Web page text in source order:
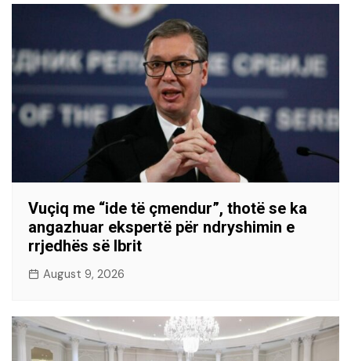
Vuçiq me “ide të çmendur”, thotë se ka
angazhuar ekspertë për ndryshimin e
rrjedhës së Ibrit
August 9, 2026